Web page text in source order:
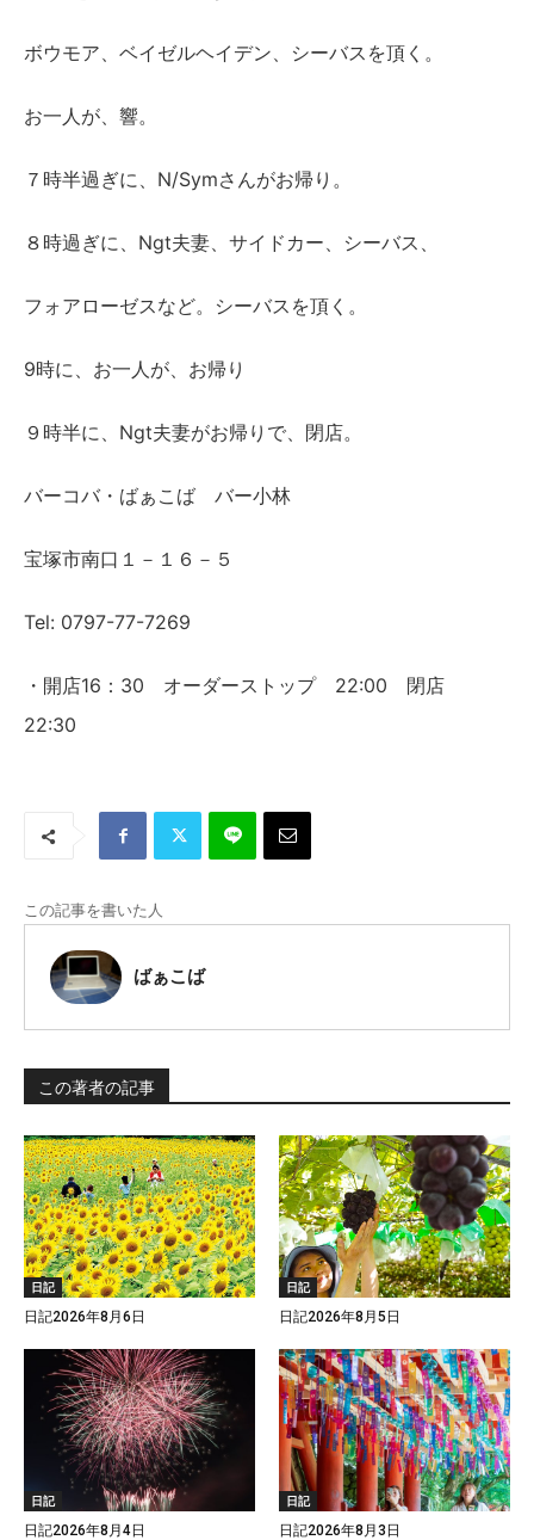
ボウモア、ベイゼルヘイデン、シーバスを頂く。
お一人が、響。
７時半過ぎに、 N/Symさんがお帰り。
８時過ぎに、 Ngt夫妻、サイドカー、シーバス、
フォアローゼスなど。 シーバスを頂く。
9時に、お一人が、お帰り
９時半に、 Ngt夫妻がお帰りで、閉店。
バーコバ・ばぁこば バー小林
宝塚市南口１－１６－５
Tel: 0797-77-7269
・開店16：30 オーダーストップ 22:00 閉店
22:30
この記事を書いた人
ばぁこば
この著者の記事
日記
日記2026年8月6日
日記
日記2026年8月5日
日記
日記2026年8月4日
日記
日記2026年8月3日